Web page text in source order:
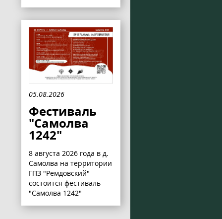
05.08.2026
Фестиваль
"Самолва
1242"
8 августа 2026 года в д.
Самолва на территории
ГПЗ "Ремдовский"
состоится фестиваль
"Самолва 1242"